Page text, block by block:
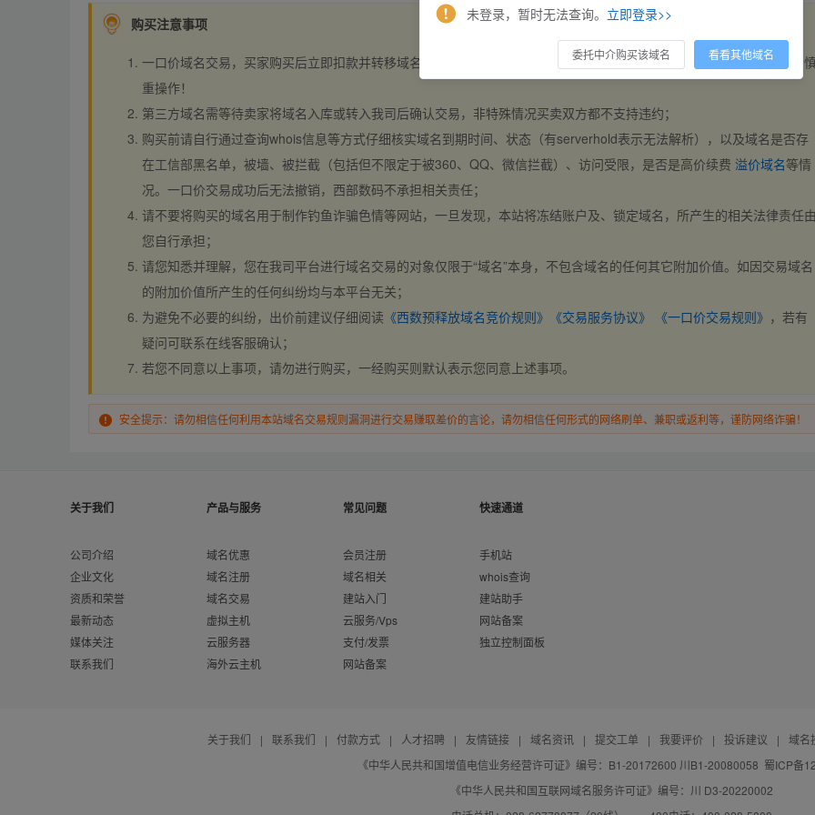
购买注意事项
一口价域名交易，买家购买后立即扣款并转移域名，交易自动完成。买卖双方都不支持违约，一旦出价不支持撤销，请
重操作！
第三方域名需等待卖家将域名入库或转入我司后确认交易，非特殊情况买卖双方都不支持违约；
购买前请自行通过查询whois信息等方式仔细核实域名到期时间、状态（有serverhold表示无法解析），以及域名是否存
在工信部黑名单，被墙、被拦截（包括但不限定于被360、QQ、微信拦截）、访问受限，是否是高价续费 溢价域名等情
况。一口价交易成功后无法撤销，西部数码不承担相关责任；
请不要将购买的域名用于制作钓鱼诈骗色情等网站，一旦发现，本站将冻结账户及、锁定域名，所产生的相关法律责任
您自行承担；
请您知悉并理解，您在我司平台进行域名交易的对象仅限于“域名”本身，不包含域名的任何其它附加价值。如因交易域名
的附加价值所产生的任何纠纷均与本平台无关；
为避免不必要的纠纷，出价前建议仔细阅读 《西数预释放域名竞价规则》 《交易服务协议》 《一口价交易规则》 ，若有
疑问可联系在线客服确认；
若您不同意以上事项，请勿进行购买，一经购买则默认表示您同意上述事项。
安全提示：请勿相信任何利用本站域名交易规则漏洞进行交易赚取差价的言论，请勿相信任何形式的网络刷单、兼职或返利等，谨防网络诈骗！
关于我们
公司介绍
企业文化
资质和荣誉
最新动态
媒体关注
联系我们
产品与服务
域名优惠
域名注册
域名交易
虚拟主机
云服务器
海外云主机
常见问题
会员注册
域名相关
建站入门
云服务/Vps
支付/发票
网站备案
快速通道
手机站
whois查询
建站助手
网站备案
独立控制面板
关于我们 | 联系我们 | 付款方式 | 人才招聘 | 友情链接 | 域名资讯 | 提交工单 | 我要评价 | 投诉建议 |
域名
《中华人民共和国增值电信业务经营许可证》编号：B1-20172600 川B1-20080058 蜀ICP备
《中华人民共和国互联网域名服务许可证》编号：川 D3-20220002
未登录，暂时无法查询。 立即登录>>
委托中介购买该域名 看看其他域名